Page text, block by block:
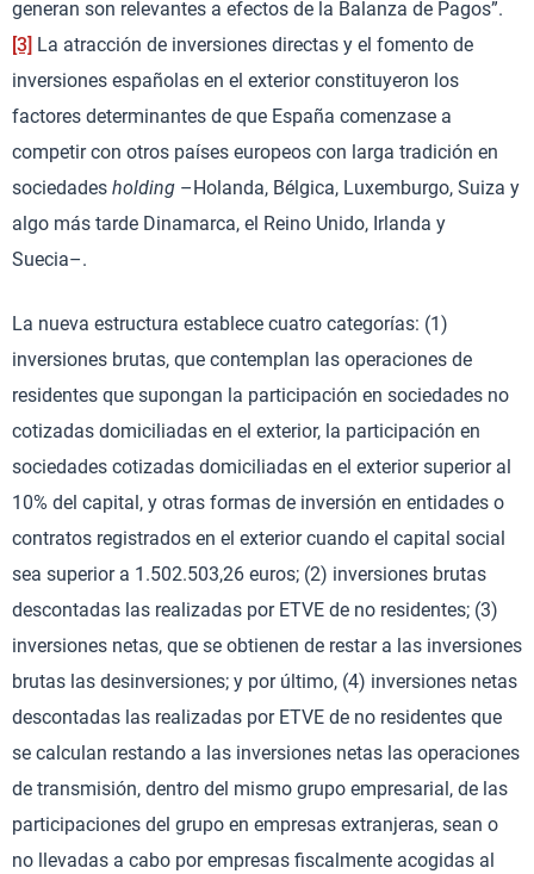
generan son relevantes a efectos de la Balanza de Pagos”.
[3] La atracción de inversiones directas y el fomento de
inversiones españolas en el exterior constituyeron los
factores determinantes de que España comenzase a
competir con otros países europeos con larga tradición en
sociedades holding –Holanda, Bélgica, Luxemburgo, Suiza y
algo más tarde Dinamarca, el Reino Unido, Irlanda y
Suecia–.
La nueva estructura establece cuatro categorías: (1)
inversiones brutas, que contemplan las operaciones de
residentes que supongan la participación en sociedades no
cotizadas domiciliadas en el exterior, la participación en
sociedades cotizadas domiciliadas en el exterior superior al
10% del capital, y otras formas de inversión en entidades o
contratos registrados en el exterior cuando el capital social
sea superior a 1.502.503,26 euros; (2) inversiones brutas
descontadas las realizadas por ETVE de no residentes; (3)
inversiones netas, que se obtienen de restar a las inversiones
brutas las desinversiones; y por último, (4) inversiones netas
descontadas las realizadas por ETVE de no residentes que
se calculan restando a las inversiones netas las operaciones
de transmisión, dentro del mismo grupo empresarial, de las
participaciones del grupo en empresas extranjeras, sean o
no llevadas a cabo por empresas fiscalmente acogidas al